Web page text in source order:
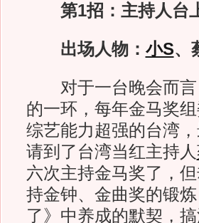
第1招：主持人台
出场人物： 小S、
对于一台晚会而言
的一环，每年金马奖
综艺能力超强的台湾
请到了台湾当红主持人
六次主持金马奖了，
持金钟、金曲奖的锻
了》中养成的默契，